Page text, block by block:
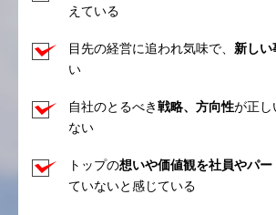
えている
目先の経営に追われ気味で、 新しい
い
自社のとるべき戦略、方向性が正し
ない
トップの想いや価値観を社員やパ
ていないと感じている